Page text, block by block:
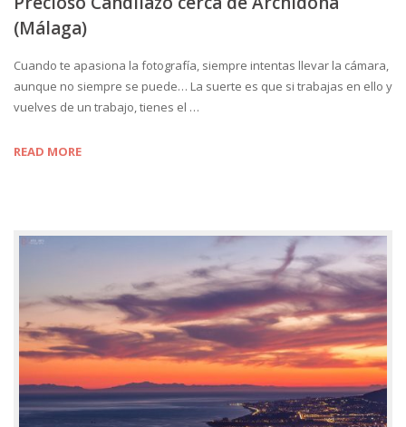
(Málaga)
Cuando te apasiona la fotografía, siempre intentas llevar la cámara,
aunque no siempre se puede… La suerte es que si trabajas en ello y
vuelves de un trabajo, tienes el …
READ MORE